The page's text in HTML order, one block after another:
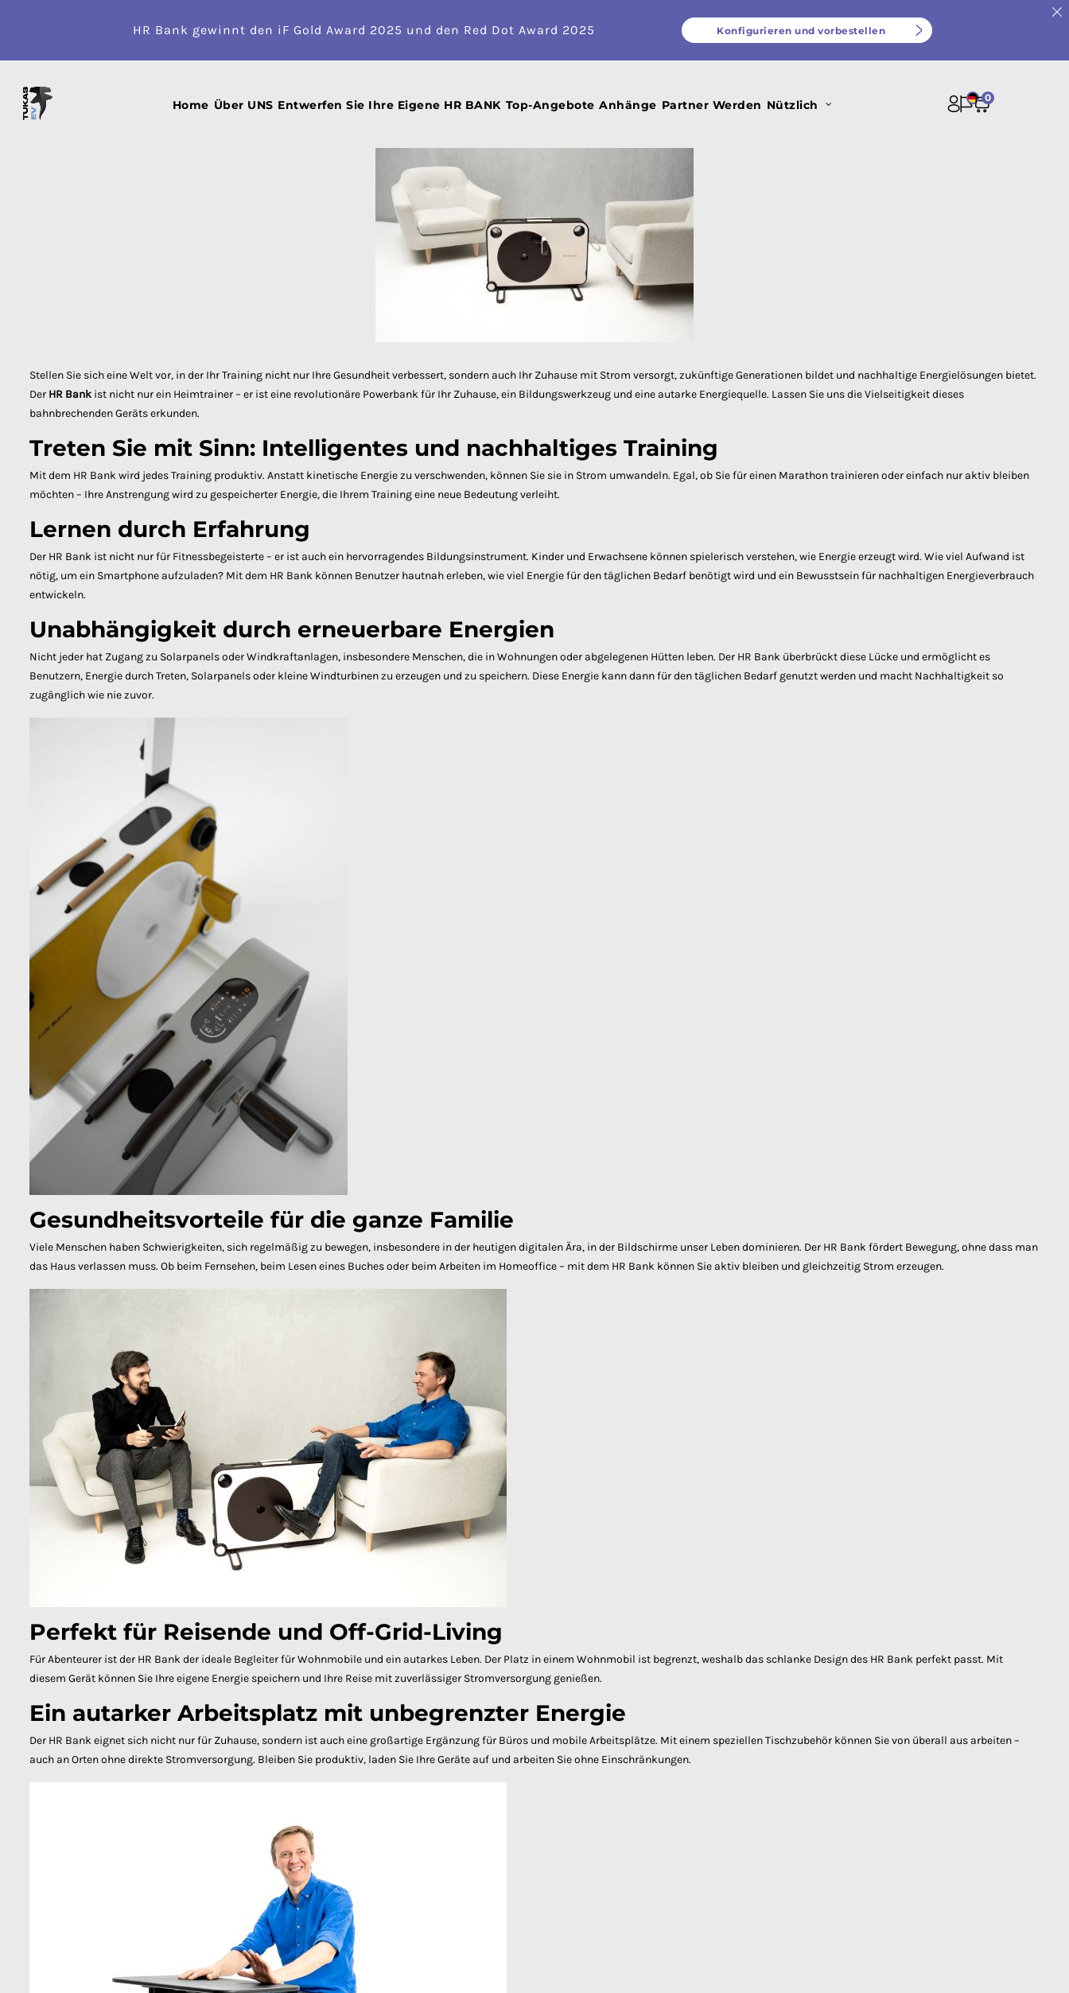
HR Bank gewinnt den iF Gold Award 2025 und den Red Dot Award 2025 Konfigurieren und vorbestellen
Home Über UNS Entwerfen Sie Ihre Eigene HR BANK Top-Angebote Anhänge Partner Werden Nützlich
0
HR Bank: Mehr als nur ein Fitnessgerät ⚡
GESCHRIEBEN VON: TUKAS EV TEAM AUF: SONNTAG FEBRUAR 16 2025
Stellen Sie sich eine Welt vor, in der Ihr Training nicht nur Ihre Gesundheit verbessert, sondern auch Ihr Zuhause mit Strom versorgt, zukünftige Generationen bildet und nachhaltige Energielösungen bietet.
Der HR Bank ist nicht nur ein Heimtrainer – er ist eine revolutionäre Powerbank für Ihr Zuhause, ein Bildungswerkzeug und eine autarke Energiequelle. Lassen Sie uns die Vielseitigkeit dieses
bahnbrechenden Geräts erkunden.
Treten Sie mit Sinn: Intelligentes und nachhaltiges Training
Mit dem HR Bank wird jedes Training produktiv. Anstatt kinetische Energie zu verschwenden, können Sie sie in Strom umwandeln. Egal, ob Sie für einen Marathon trainieren oder einfach nur aktiv bleiben
möchten – Ihre Anstrengung wird zu gespeicherter Energie, die Ihrem Training eine neue Bedeutung verleiht.
Lernen durch Erfahrung
Der HR Bank ist nicht nur für Fitnessbegeisterte – er ist auch ein hervorragendes Bildungsinstrument. Kinder und Erwachsene können spielerisch verstehen, wie Energie erzeugt wird. Wie viel Aufwand ist
nötig, um ein Smartphone aufzuladen? Mit dem HR Bank können Benutzer hautnah erleben, wie viel Energie für den täglichen Bedarf benötigt wird und ein Bewusstsein für nachhaltigen Energieverbrauch
entwickeln.
Unabhängigkeit durch erneuerbare Energien
Nicht jeder hat Zugang zu Solarpanels oder Windkraftanlagen, insbesondere Menschen, die in Wohnungen oder abgelegenen Hütten leben. Der HR Bank überbrückt diese Lücke und ermöglicht es
Benutzern, Energie durch Treten, Solarpanels oder kleine Windturbinen zu erzeugen und zu speichern. Diese Energie kann dann für den täglichen Bedarf genutzt werden und macht Nachhaltigkeit so
zugänglich wie nie zuvor.
Gesundheitsvorteile für die ganze Familie
Viele Menschen haben Schwierigkeiten, sich regelmäßig zu bewegen, insbesondere in der heutigen digitalen Ära, in der Bildschirme unser Leben dominieren. Der HR Bank fördert Bewegung, ohne dass man
das Haus verlassen muss. Ob beim Fernsehen, beim Lesen eines Buches oder beim Arbeiten im Homeoffice – mit dem HR Bank können Sie aktiv bleiben und gleichzeitig Strom erzeugen.
Perfekt für Reisende und Off-Grid-Living
Für Abenteurer ist der HR Bank der ideale Begleiter für Wohnmobile und ein autarkes Leben. Der Platz in einem Wohnmobil ist begrenzt, weshalb das schlanke Design des HR Bank perfekt passt. Mit
diesem Gerät können Sie Ihre eigene Energie speichern und Ihre Reise mit zuverlässiger Stromversorgung genießen.
Ein autarker Arbeitsplatz mit unbegrenzter Energie
Der HR Bank eignet sich nicht nur für Zuhause, sondern ist auch eine großartige Ergänzung für Büros und mobile Arbeitsplätze. Mit einem speziellen Tischzubehör können Sie von überall aus arbeiten –
auch an Orten ohne direkte Stromversorgung. Bleiben Sie produktiv, laden Sie Ihre Geräte auf und arbeiten Sie ohne Einschränkungen.